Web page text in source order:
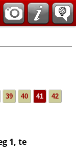
39 40 41 42
1, te